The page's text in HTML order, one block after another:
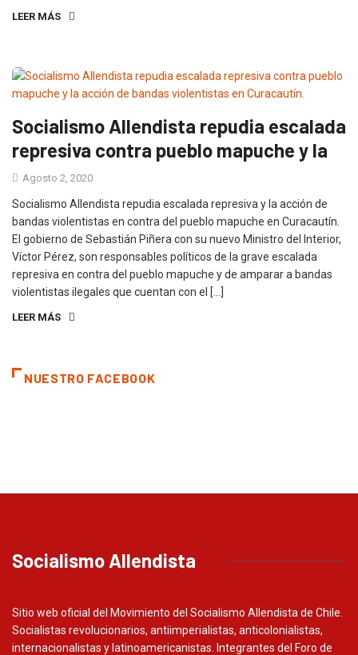
LEER MÁS
Socialismo Allendista repudia escalada
represiva contra pueblo mapuche y la
Agosto 2, 2020
Socialismo Allendista repudia escalada represiva y la acción de
bandas violentistas en contra del pueblo mapuche en Curacautín.
El gobierno de Sebastián Piñera con su nuevo Ministro del Interior,
Víctor Pérez, son responsables políticos de la grave escalada
represiva en contra del pueblo mapuche y de amparar a bandas
violentistas ilegales que cuentan con el […]
LEER MÁS
NUESTRO FACEBOOK
Socialismo Allendista
Sitio web oficial del Movimiento del Socialismo Allendista de Chile.
Socialistas revolucionarios, antiimperialistas, anticolonialistas,
internacionalistas y latinoamericanistas. Integrantes del Foro de